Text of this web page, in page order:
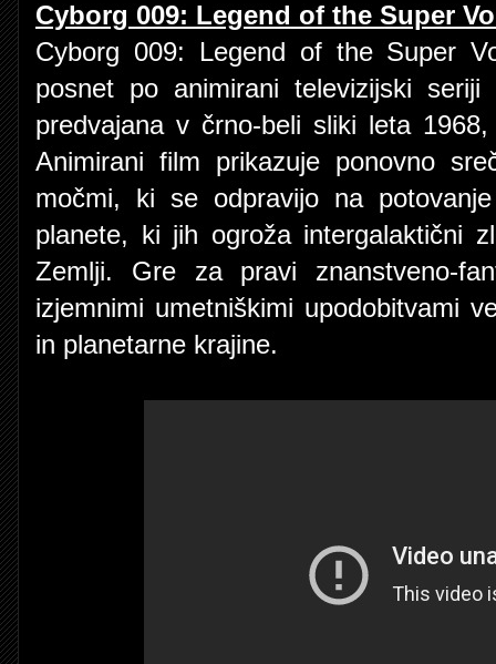
Cyborg 009: Legend of the Super
Cyborg 009: Legend of the Super
posnet po animirani televizijski
predvajana v črno-beli sliki leta
Animirani film prikazuje ponovno
močmi, ki se odpravijo na
planete, ki jih ogroža intergalaktični
Zemlji. Gre za pravi znanstveno-
izjemnimi umetniškimi upodobitvami
in planetarne krajine.